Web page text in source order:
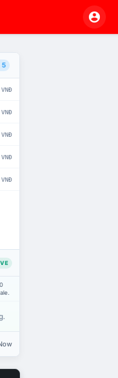
5
VNĐ
VNĐ
VNĐ
VNĐ
VNĐ